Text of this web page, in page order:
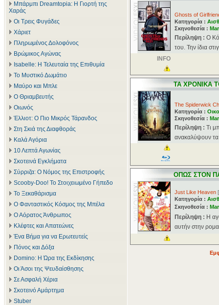
Μπάρμπι Dreamtopia: Η Γιορτή της
Χαράς
Οι Τρεις Φυγάδες
Χάριετ
Πληρωμένος Δολοφόνος
Βρώμικος Αγώνας
Isabelle: Η Τελευταία της Επιθυμία
Το Μυστικό Δωμάτιο
Μαύρο και Μπλε
Ο Θριαμβευτής
Οιωνός
Έλλιοτ: Ο Πιο Μικρός Τάρανδος
Στη Σκιά της Διαφθοράς
Καλά Αγόρια
10 Λεπτά Αγωνίας
Σκοτεινά Εγκλήματα
Σύρριζα: Ο Νόμος της Επιστροφής
Scooby-Doo! Το Στοιχειωμένο Γήπεδο
Το Ξεκαθάρισμα
Ο Φανταστικός Κόσμος της Μπέλα
Ο Αόρατος Άνθρωπος
Κλέφτες και Απατεώνες
Ένα Βήμα για να Ερωτευτείς
Πόνος και Δόξα
Domino: Η Ώρα της Εκδίκησης
Οι Άσοι της Ψευδαίσθησης
Σε Ασφαλή Χέρια
Σκοτεινό Αμάρτημα
Stuber
Ghosts of
Κατηγορία :
Σκηνοθεσία :
Περίληψη : Ο
του. Την ίδια
INFO
ΤΑ ΧΡΟΝΙΚΑ
The Spiderwick
Κατηγορία :
Σκηνοθεσία :
Περίληψη : Τι
ανακαλύψουν τα
ΟΠΩΣ ΣΤΟΝ
Just Like Heaven [
Κατηγορία :
Σκηνοθεσία :
Περίληψη : Η
αυτήν στην